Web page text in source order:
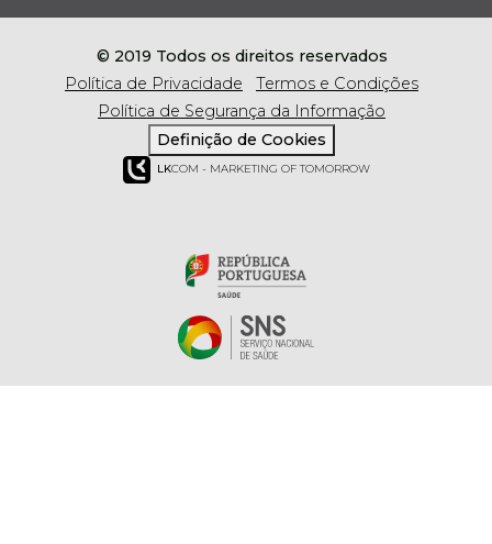
© 2019 Todos os direitos reservados
Política de Privacidade
Termos e Condições
Política de Segurança da Informação
Definição de Cookies
LKCOM - MARKETING OF TOMORROW